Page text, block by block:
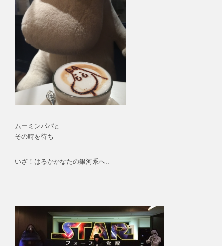
ムーミンパパと
その時を待ち
いざ！はるかかなたの銀河系へ..